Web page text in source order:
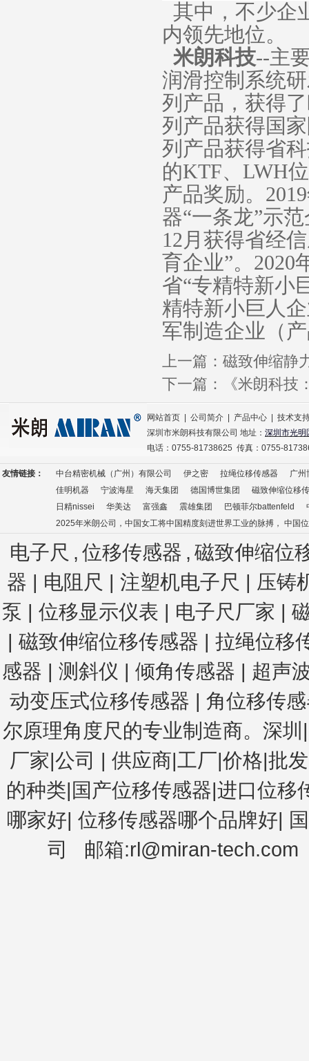
其中，不少企
内领先地位。
米朗科技--主
润滑控制系统
列产品，获得
列产品获得国
列产品获得省
的KTF、LWH
产品奖励。
器“一条龙”示
12月 获得省经
育企业”。2020
省“专精特新小
精特新小巨人
军制造企业（
上一篇： 磁致伸缩静
下一篇：
《米朗科
网站首页 公司简介 产品中心
技术支
深圳市米朗科技有限公司 地址： 深圳市光明
电话：0755-81738625 传真：0755-
友情链接： 中台精密机械（广州）有限公司 伊之密 拉绳位移传感器
广州
佳明机器
宁波海星 海天集团 德国博世集团
磁致伸缩位移
日精nissei
华美达 富强鑫 震雄集团 巴顿菲尔battenfeld
2025年米朗公司，中国女工将中国精度刻进世界工业的脉搏， 中国
电子尺 , 位移传感器 , 磁致伸缩位
器 | 电阻尺 | 注塑机电子尺 | 压铸
泵 | 位移显示仪表 | 电子尺厂家 |
| 磁致伸缩位移传感器 | 拉绳位移
感器 | 测斜仪 | 倾角传感器 | 超声
动变压式位移传感器 | 角位移传
尔原理角度尺 的专业制造商。深
厂家|公司 | 供应商|工厂|价格|批
的种类|国产位移传感器|进口位移
哪家好| 位移传感器哪个品牌好|
司
邮箱:rl@miran-